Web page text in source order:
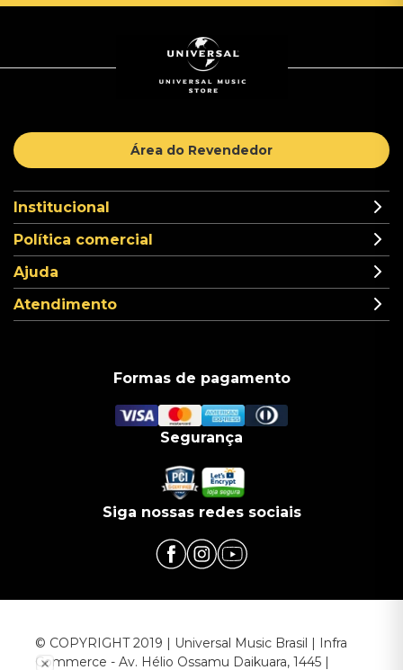
Área do Revendedor
Institucional
Política comercial
Ajuda
Atendimento
Formas de pagamento
Segurança
Siga nossas redes sociais
© COPYRIGHT 2019 | Universal Music Brasil | Infra
Commerce - Av. Hélio Ossamu Daikuara, 1445 |